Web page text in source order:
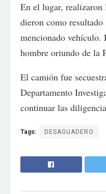
En el lugar, realizaron
dieron como
mencionado vehículo.
hombre oriundo de la
El camión fue
Departamento
continuar las
Tags: DESAGUADERO